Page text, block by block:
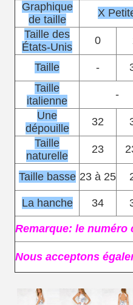
Graphique
de taille
X
Taille des
États-Unis
0
Taille -
Taille
italienne
-
Une
dépouille
32
Taille
naturelle
23
Taille basse 23 à 25
La hanche 34
Remarque: le numéro
Nous acceptons